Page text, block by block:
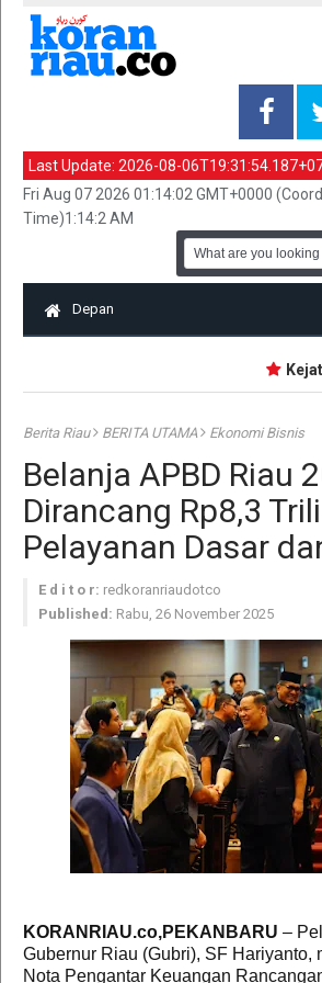
Last Update: 2026-08-
Fri Aug 07 2026 01:14:02 GMT+0000
Time)1:14:2 AM
Depan
Kejati
Berita Riau BERITA UTAMA Ekonomi Bisnis
Belanja APBD Riau
Dirancang Rp8,3
Pelayanan Dasar
E d i t o r: redkoranriaudotco
Published: Rabu, 26 November 2025
KORANRIAU.co,PEKANBARU –
Gubernur Riau (Gubri), SF Hariyanto,
Nota Pengantar Keuangan